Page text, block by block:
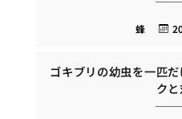
蜂
ゴキブリの幼虫を一匹
ク